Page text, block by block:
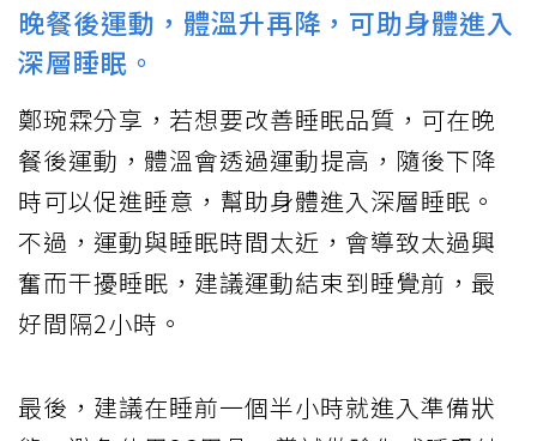
晚餐後運動，體溫升再降，可助身體進入
深層睡眠。
鄭琬霖分享，若想要改善睡眠品質，可在晚
餐後運動，體溫會透過運動提高，隨後下降
時可以促進睡意，幫助身體進入深層睡眠。
不過，運動與睡眠時間太近，會導致太過興
奮而干擾睡眠，建議運動結束到睡覺前，最
好間隔2小時。
最後，建議在睡前一個半小時就進入準備狀